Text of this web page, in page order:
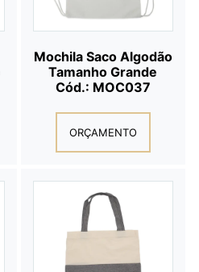
Mochila Saco Algodão
Tamanho Grande
Cód.: MOC037
ORÇAMENTO